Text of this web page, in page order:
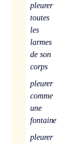
pleurer
toutes
les
larmes
de son
corps
pleurer
comme
une
fontaine
pleurer